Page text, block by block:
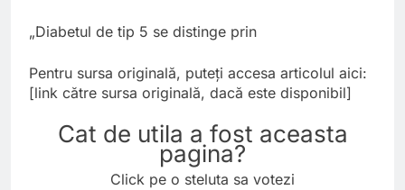
„Diabetul de tip 5 se distinge prin
Pentru sursa originală, puteți accesa articolul aici:
[link către sursa originală, dacă este disponibil]
Cat de utila a fost aceasta
pagina?
Click pe o steluta sa votezi